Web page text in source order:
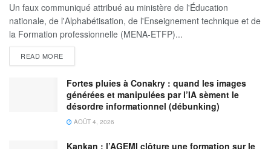
Un faux communiqué attribué au ministère de l'Éducation
nationale, de l'Alphabétisation, de l'Enseignement technique et de
la Formation professionnelle (MENA-ETFP)...
READ MORE
Fortes pluies à Conakry : quand les images
générées et manipulées par l’IA sèment le
désordre informationnel (débunking)
AOÛT 4, 2026
Kankan : l’AGEMI clôture une formation sur le